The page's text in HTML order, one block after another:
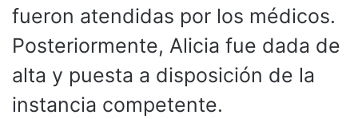
fueron atendidas por los médicos.
Posteriormente, Alicia fue dada de
alta y puesta a disposición de la
instancia competente.